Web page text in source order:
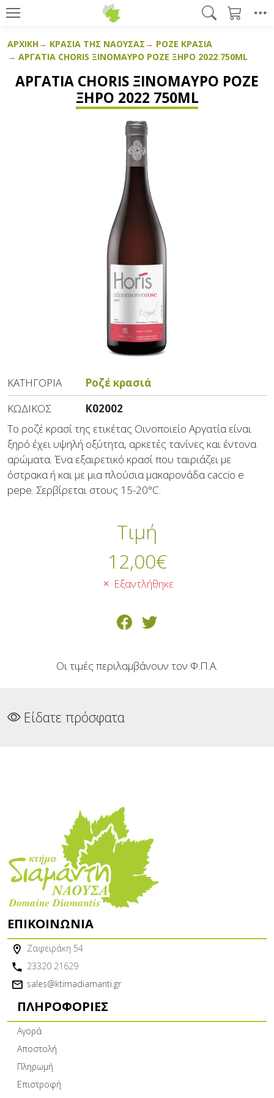
ΑΡΧΙΚΉ ΚΡΑΣΙΆ ΤΗΣ ΝΆΟΥΣΑΣ
ΡΟΖΈ ΚΡΑΣΙΆ
ΑΡΓΑΤΊΑ CHORIS ΞΙΝΌΜΑΥΡΟ ΡΟΖΈ ΞΗΡΌ 2022 750ML
ΑΡΓΑΤΊΑ CHORIS ΞΙΝΌΜΑΥΡΟ ΡΟΖΈ
ΞΗΡΌ 2022 750ML
ΚΑΤΗΓΟΡΊΑ
Ροζέ κρασιά
ΚΩΔΙΚΌΣ
K02002
Το ροζέ κρασί της ετικέτας Οινοποιείο Αργατία είναι
ξηρό έχει υψηλή οξύτητα, αρκετές τανίνες και έντονα
αρώματα. Ένα εξαιρετικό κρασί που ταιριάζει με
όστρακα ή και με μια πλούσια μακαρονάδα caccio e
pepe. Σερβίρεται στους 15-20°C.
Τιμή
12,00€
Εξαντλήθηκε
Οι τιμές περιλαμβάνουν τον Φ.Π.Α.
Είδατε πρόσφατα
ΕΠΙΚΟΙΝΩΝΊΑ
Ζαφειράκη 54
23320 21629
sales@ktimadiamanti.gr
ΠΛΗΡΟΦΟΡΊΕΣ
Αγορά
Αποστολή
Πληρωμή
Επιστροφή